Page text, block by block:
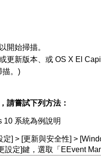
開始掃描。
更新版本、或 OS X El
描。)
請嘗試下列方法：
10 系統為例說明
定] > [更新與安全性] >
設定]鍵，選取「EEvent